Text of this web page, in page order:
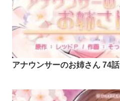
アナウンサーのお姉さん 74話